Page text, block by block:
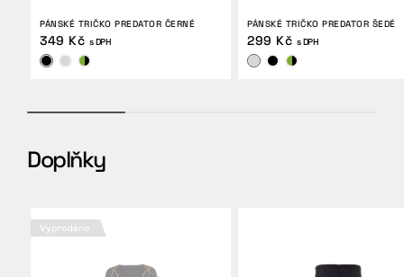
PÁNSKÉ TRIČKO PREDATOR ČERNÉ
349 Kč s DPH
PÁNSKÉ TRIČKO PREDATOR ŠEDÉ
299 Kč s DPH
Doplňky
Vyprodáno